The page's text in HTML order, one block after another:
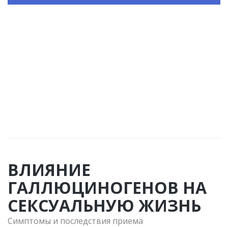
ВЛИЯНИЕ
ГАЛЛЮЦИНОГЕНОВ НА
СЕКСУАЛЬНУЮ ЖИЗНЬ
Симптомы и последствия приема